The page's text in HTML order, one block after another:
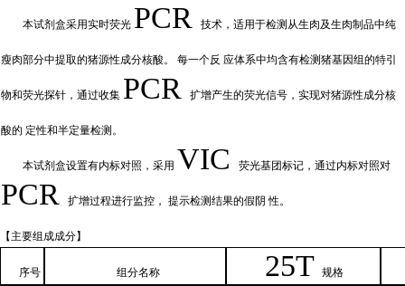
本试剂盒采用实时荧光 PCR 技术，适用于检测从生肉及生肉制品中纯
瘦肉部分中提取的猪源性成分核酸。 每一个反 应体系中均含有检测猪基因组的特引
物和荧光探针，通过收集 PCR 扩增产生的荧光信号，实现对猪源性成分核
酸的 定性和半定量检测。
本试剂盒设置有内标对照，采用 VIC 荧光基团标记，通过内标对照对
PCR 扩增过程进行监控， 提示检测结果的假阴 性。
【主要组 成成分】
序号 组分名称 25T 规格